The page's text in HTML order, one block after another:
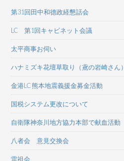
第31回田中和德政経懇話会
LC 第1回キャビネット会議
太平商事お伺い
ハナミズキ花壇草取り（鳶の岩崎さん）
金港LC 熊本地震義援金募金活動
国税システム更改について
自衛隊神奈川地方協力本部で献血活動
八者会 意見交換会
雷祖会